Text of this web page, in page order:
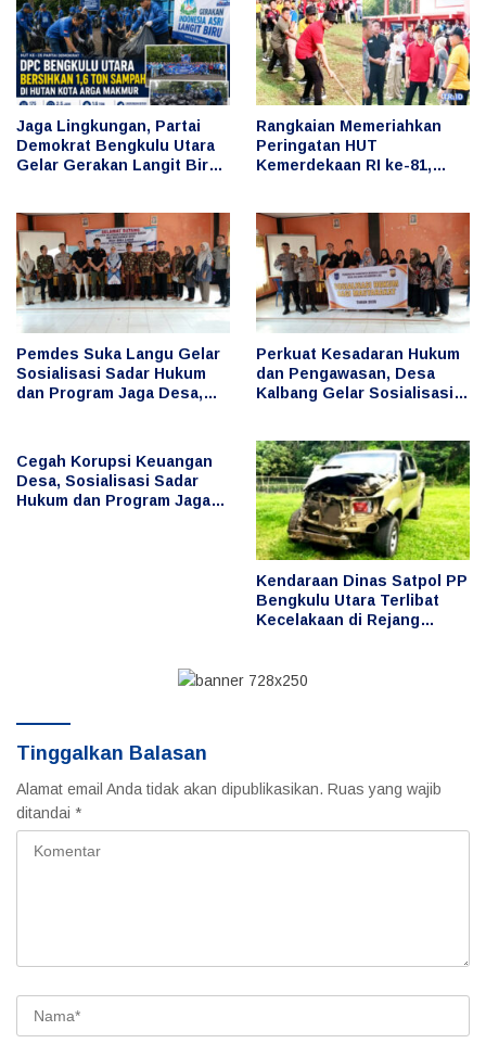
Jaga Lingkungan, Partai
Demokrat Bengkulu Utara
Gelar Gerakan Langit Biru
Rangkaian Memeriahkan
Peringatan HUT
Kemerdekaan RI ke-81,
Pemdes Suka Langu Gelar
Sosialisasi Sadar Hukum
dan Program Jaga Desa,
Perkuat Kesadaran Hukum
dan Pengawasan, Desa
Kalbang Gelar Sosialisasi
Cegah Korupsi Keuangan
Desa, Sosialisasi Sadar
Hukum dan Program Jaga
Kendaraan Dinas Satpol PP
Bengkulu Utara Terlibat
Kecelakaan di Rejang
dan Pengemudi
Tinggalkan Balasan
Alamat email Anda tidak akan dipublikasikan. Ruas yang wajib
ditandai *